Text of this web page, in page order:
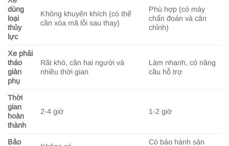
dùng
loại
thủy
lực
Không khuyến khích (có thể
cần xóa mã lỗi sau thay)
Phù hợp (có máy
chẩn đoán và cân
chỉnh)
Xe phải
tháo
giàn
phụ
Rất khó, cần hai người và
nhiều thời gian
Làm nhanh, có nâng
cầu hỗ trợ
Thời
gian
hoàn
thành
2-4 giờ 1-2 giờ
Bảo
Có bảo hành sản